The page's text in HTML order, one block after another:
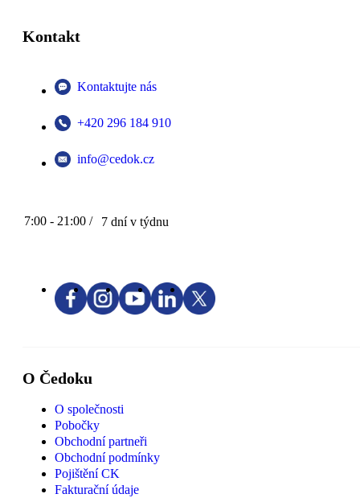
Kontakt
Kontaktujte nás
+420 296 184 910
info@cedok.cz
7:00 - 21:00 / 7 dní v týdnu
O Čedoku
O společnosti
Pobočky
Obchodní partneři
Obchodní podmínky
Pojištění CK
Fakturační údaje